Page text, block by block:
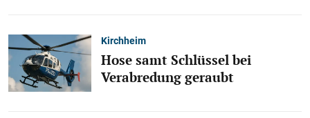
Kirchheim
Hose samt Schlüssel bei
Verabredung geraubt